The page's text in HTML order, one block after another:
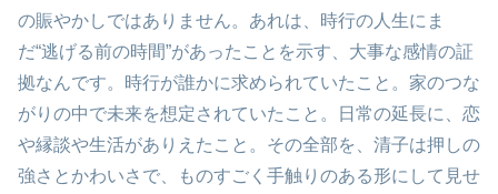
の賑やかしではありません。あれは、時行の人生にま
だ“逃げる前の時間”があったことを示す、大事な感情の証
拠なんです。時行が誰かに求められていたこと。家のつな
がりの中で未来を想定されていたこと。日常の延長に、恋
や縁談や生活がありえたこと。その全部を、清子は押しの
強さとかわいさで、ものすごく手触りのある形にして見せ